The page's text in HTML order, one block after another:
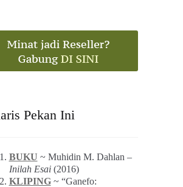
Pekan Ini
BUKU ~ Muhidin M. Dahlan –
Inilah Esai(2016)
KLIPING~ “Ganefo: